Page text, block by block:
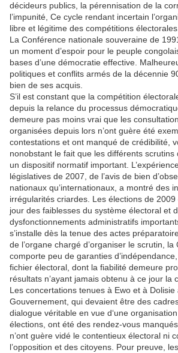
décideurs publics, la pérennisation de la
l’impunité, Ce cycle rendant incertain
libre et légitime des compétitions électorales.
La Conférence nationale souveraine de
un moment d’espoir pour le peuple
bases d’une démocratie effective.
politiques et conflits armés de la décennie
bien de ses acquis.
S’il est constant que la compétition
depuis la relance du processus
demeure pas moins vrai que les
organisées depuis lors n’ont guère été
contestations et ont manqué de crédibilité,
nonobstant le fait que les différents
un dispositif normatif important.
législatives de 2007, de l’avis de bien
nationaux qu’internationaux, a montré des
irrégularités criardes. Les élections de
jour des faiblesses du système électoral et
dysfonctionnements administratifs
s’installe dès la tenue des actes
de l’organe chargé d’organiser le scrutin, la
comporte peu de garanties
fichier électoral, dont la fiabilité demeure
résultats n’ayant jamais obtenu à ce jour la
Les concertations tenues à Ewo et à Dolisie
Gouvernement, qui devaient être des
dialogue véritable en vue d‘une
élections, ont été des rendez-vous
n’ont guère vidé le contentieux électoral ni
l’opposition et des citoyens. Pour preuve,